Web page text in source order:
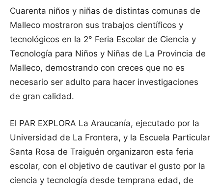
Cuarenta niños y niñas de distintas comunas de
Malleco mostraron sus trabajos científicos y
tecnológicos en la 2° Feria Escolar de Ciencia y
Tecnología para Niños y Niñas de La Provincia de
Malleco, demostrando con creces que no es
necesario ser adulto para hacer investigaciones
de gran calidad.
El PAR EXPLORA La Araucanía, ejecutado por la
Universidad de La Frontera, y la Escuela Particular
Santa Rosa de Traiguén organizaron esta feria
escolar, con el objetivo de cautivar el gusto por la
ciencia y tecnología desde temprana edad, de